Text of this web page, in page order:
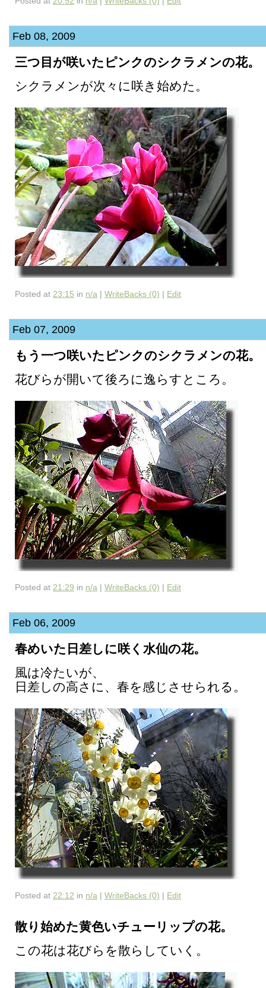
Feb 08, 2009
三つ目が咲いたピンクのシクラメンの花。
シクラメンが次々に咲き始めた。
Posted at 23:15 in n/a | WriteBacks (0) | Edit
Feb 07, 2009
もう一つ咲いたピンクのシクラメンの花。
花びらが開いて後ろに逸らすところ。
Posted at 21:29 in n/a | WriteBacks (0) | Edit
Feb 06, 2009
春めいた日差しに咲く水仙の花。
風は冷たいが、
日差しの高さに、春を感じさせられる。
Posted at 22:12 in n/a | WriteBacks (0) | Edit
散り始めた黄色いチューリップの花。
この花は花びらを散らしていく。